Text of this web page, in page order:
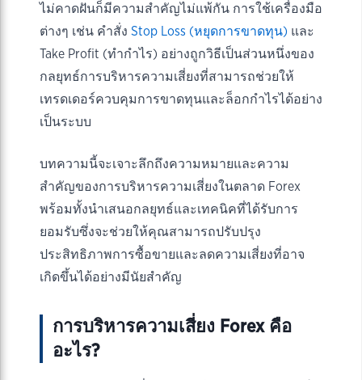
ไม่คาดฝันก็มีความสำคัญไม่แพ้กัน การใช้เครื่องมือ
ต่างๆ เช่น คำสั่ง Stop Loss (หยุดการขาดทุน) และ
Take Profit (ทำกำไร) อย่างถูกวิธีเป็นส่วนหนึ่งของ
กลยุทธ์การบริหารความเสี่ยงที่สามารถช่วยให้
เทรดเดอร์ควบคุมการขาดทุนและล็อกกำไรได้อย่าง
เป็นระบบ
บทความนี้จะเจาะลึกถึงความหมายและความ
สำคัญของการบริหารความเสี่ยงในตลาด Forex
พร้อมทั้งนำเสนอกลยุทธ์และเทคนิคที่ได้รับการ
ยอมรับซึ่งจะช่วยให้คุณสามารถปรับปรุง
ประสิทธิภาพการซื้อขายและลดความเสี่ยงที่อาจ
เกิดขึ้นได้อย่างมีนัยสำคัญ
การบริหารความเสี่ยง Forex คือ
อะไร?